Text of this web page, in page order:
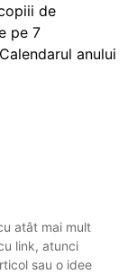
de
pe 7
anului
atât mai mult
link, atunci
sau o idee